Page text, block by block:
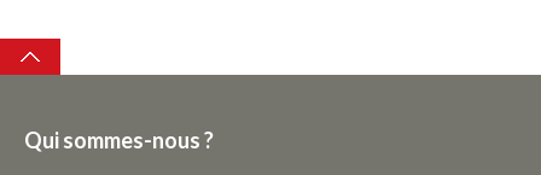
Top
Qui sommes-nous ?